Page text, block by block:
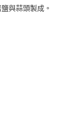
與蒜頭製成。